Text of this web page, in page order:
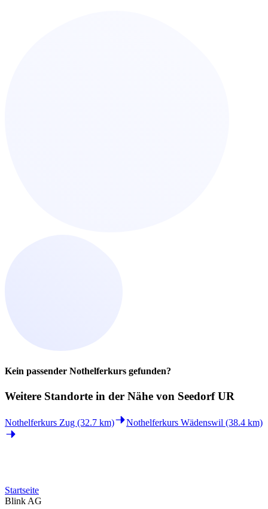
Kein passender Nothelferkurs gefunden?
Weitere Standorte in der Nähe von Seedorf UR
Nothelferkurs Zug (32.7 km) Nothelferkurs Wädenswil (38.4 km)
Startseite
Blink AG